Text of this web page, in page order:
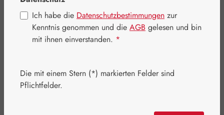
Regulärer Preis:
32,80 €
Inhalt:0.1 Kilogramm
Ich habe die Datenschutzbestimmungen zur
Kenntnis genommen und die AGB gelesen und bin
mit ihnen einverstanden. *
Die mit einem Stern (*) markierten Felder sind
Pflichtfelder.